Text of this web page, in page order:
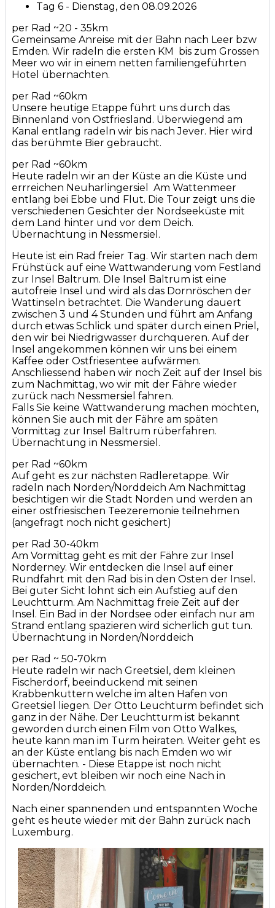
Tag 6 - Dienstag, den 08.09.2026
per Rad ~20 - 35km
Gemeinsame Anreise mit der Bahn nach Leer bzw
Emden. Wir radeln die ersten KM bis zum Grossen
Meer wo wir in einem netten familiengeführten
Hotel übernachten.
per Rad ~60km
Unsere heutige Etappe führt uns durch das
Binnenland von Ostfriesland. Überwiegend am
Kanal entlang radeln wir bis nach Jever. Hier wird
das berühmte Bier gebraucht.
per Rad ~60km
Heute radeln wir an der Küste an die Küste und
errreichen Neuharlingersiel Am Wattenmeer
entlang bei Ebbe und Flut. Die Tour zeigt uns die
verschiedenen Gesichter der Nordseeküste mit
dem Land hinter und vor dem Deich.
Übernachtung in Nessmersiel.
Heute ist ein Rad freier Tag. Wir starten nach dem
Frühstück auf eine Wattwanderung vom Festland
zur Insel Baltrum. DIe Insel Baltrum ist eine
autofreie Insel und wird als das Dornröschen der
Wattinseln betrachtet. Die Wanderung dauert
zwischen 3 und 4 Stunden und führt am Anfang
durch etwas Schlick und später durch einen Priel,
den wir bei Niedrigwasser durchqueren. Auf der
Insel angekommen können wir uns bei einem
Kaffee oder Ostfriesentee aufwärmen.
Anschliessend haben wir noch Zeit auf der Insel bis
zum Nachmittag, wo wir mit der Fähre wieder
zurück nach Nessmersiel fahren.
Falls Sie keine Wattwanderung machen möchten,
können Sie auch mit der Fähre am späten
Vormittag zur Insel Baltrum rüberfahren.
Übernachtung in Nessmersiel.
per Rad ~60km
Auf geht es zur nächsten Radleretappe. Wir
radeln nach Norden/Norddeich Am Nachmittag
besichtigen wir die Stadt Norden und werden an
einer ostfriesischen Teezeremonie teilnehmen
(angefragt noch nicht gesichert)
per Rad 30-40km
Am Vormittag geht es mit der Fähre zur Insel
Norderney. Wir entdecken die Insel auf einer
Rundfahrt mit den Rad bis in den Osten der Insel.
Bei guter Sicht lohnt sich ein Aufstieg auf den
Leuchtturm. Am Nachmittag freie Zeit auf der
Insel. Ein Bad in der Nordsee oder einfach nur am
Strand entlang spazieren wird sicherlich gut tun.
Übernachtung in Norden/Norddeich
per Rad ~ 50-70km
Heute radeln wir nach Greetsiel, dem kleinen
Fischerdorf, beeinduckend mit seinen
Krabbenkuttern welche im alten Hafen von
Greetsiel liegen. Der Otto Leuchturm befindet sich
ganz in der Nähe. Der Leuchtturm ist bekannt
geworden durch einen Film von Otto Walkes,
heute kann man im Turm heiraten. Weiter geht es
an der Küste entlang bis nach Emden wo wir
übernachten. - Diese Etappe ist noch nicht
gesichert, evt bleiben wir noch eine Nach in
Norden/Norddeich.
Nach einer spannenden und entspannten Woche
geht es heute wieder mit der Bahn zurück nach
Luxemburg.